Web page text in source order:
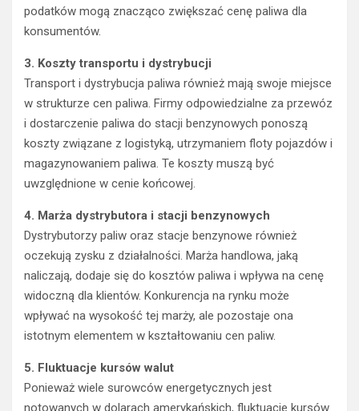
podatków mogą znacząco zwiększać cenę paliwa dla
konsumentów.
3. Koszty transportu i dystrybucji
Transport i dystrybucja paliwa również mają swoje miejsce
w strukturze cen paliwa. Firmy odpowiedzialne za przewóz
i dostarczenie paliwa do stacji benzynowych ponoszą
koszty związane z logistyką, utrzymaniem floty pojazdów i
magazynowaniem paliwa. Te koszty muszą być
uwzględnione w cenie końcowej.
4. Marża dystrybutora i stacji benzynowych
Dystrybutorzy paliw oraz stacje benzynowe również
oczekują zysku z działalności. Marża handlowa, jaką
naliczają, dodaje się do kosztów paliwa i wpływa na cenę
widoczną dla klientów. Konkurencja na rynku może
wpływać na wysokość tej marży, ale pozostaje ona
istotnym elementem w kształtowaniu cen paliw.
5. Fluktuacje kursów walut
Ponieważ wiele surowców energetycznych jest
notowanych w dolarach amerykańskich, fluktuacje kursów